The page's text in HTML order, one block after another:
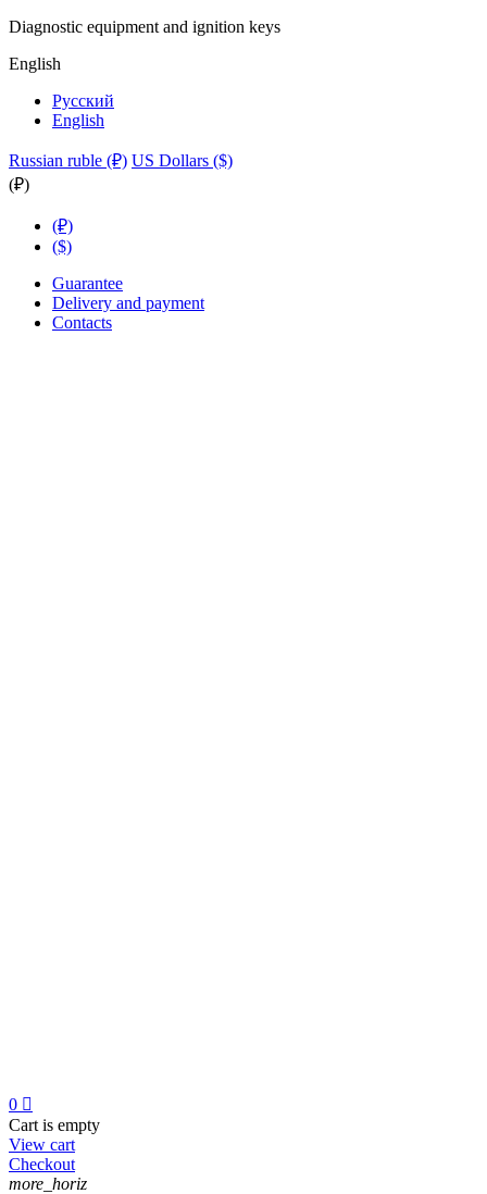
Diagnostic equipment and ignition keys
English
Русский
English
Russian ruble (₽) US Dollars ($)
(₽)
(₽)
($)
Guarantee
Delivery and payment
Contacts
0 
Cart is empty
View cart
Checkout
more_horiz